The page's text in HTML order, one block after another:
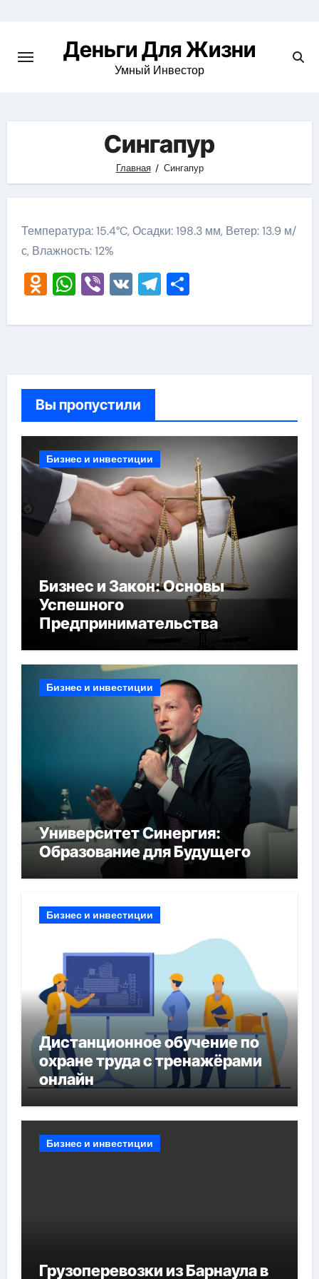
содержимомуДеньги Для Жизни
Умный Инвестор
Сингапур
Главная Сингапур
Температура: 15.4°C, Осадки: 198.3 мм, Ветер: 13.9 м/
с, Влажность: 12%
Odnoklassniki
WhatsApp
Viber
VKTelegram
Отправить
Вы пропустили
Бизнес и инвестиции
Бизнес и Закон: Основы
Успешного
Предпринимательства
Бизнес и инвестиции
Университет Синергия:
Образование для Будущего
Бизнес и инвестиции
Дистанционное обучение по
охране труда с тренажёрами
онлайн
Бизнес и инвестиции
Грузоперевозки из Барнаула в